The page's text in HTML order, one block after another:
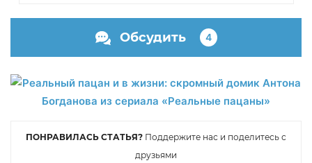
ФОТО: instagram.com
Обсудить 4
ПОНРАВИЛАСЬ СТАТЬЯ? Поддержите нас и поделитесь с
друзьями